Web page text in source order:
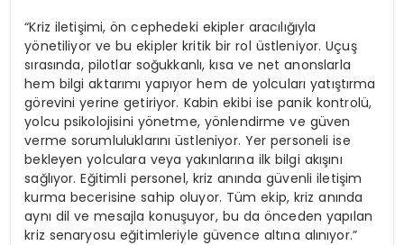
“Kriz iletişimi, ön cephedeki ekipler aracılığıyla
yönetiliyor ve bu ekipler kritik bir rol üstleniyor. Uçuş
sırasında, pilotlar soğukkanlı, kısa ve net anonslarla
hem bilgi aktarımı yapıyor hem de yolcuları yatıştırma
görevini yerine getiriyor. Kabin ekibi ise panik kontrolü,
yolcu psikolojisini yönetme, yönlendirme ve güven
verme sorumluluklarını üstleniyor. Yer personeli ise
bekleyen yolculara veya yakınlarına ilk bilgi akışını
sağlıyor. Eğitimli personel, kriz anında güvenli iletişim
kurma becerisine sahip oluyor. Tüm ekip, kriz anında
aynı dil ve mesajla konuşuyor, bu da önceden yapılan
kriz senaryosu eğitimleriyle güvence altına alınıyor.”